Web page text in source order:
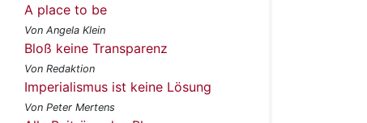
A place to be
Von Angela Klein
Bloß keine Transparenz
Von Redaktion
Imperialismus ist keine Lösung
Von Peter Mertens